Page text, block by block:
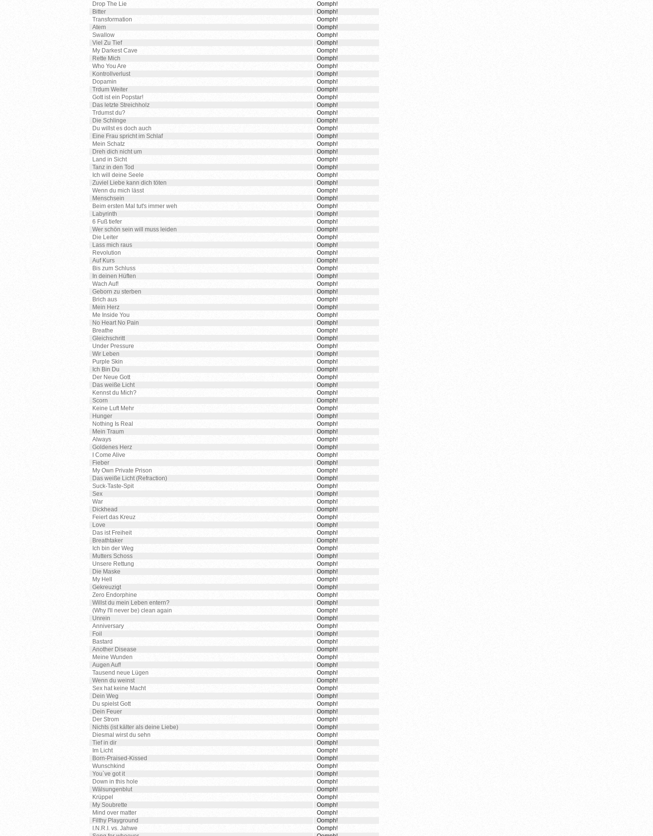
Drop The Lie
Oomph!
Bitter
Oomph!
Transformation
Oomph!
Atem
Oomph!
Swallow
Oomph!
Viel Zu Tief
Oomph!
My Darkest Cave
Oomph!
Rette Mich
Oomph!
Who You Are
Oomph!
Kontrollverlust
Oomph!
Dopamin
Oomph!
Trdum Weiter
Oomph!
Gott ist ein Popstar!
Oomph!
Das letzte Streichholz
Oomph!
Trdumst du?
Oomph!
Die Schlinge
Oomph!
Du willst es doch auch
Oomph!
Eine Frau spricht im Schlaf
Oomph!
Mein Schatz
Oomph!
Dreh dich nicht um
Oomph!
Land in Sicht
Oomph!
Tanz in den Tod
Oomph!
Ich will deine Seele
Oomph!
Zuviel Liebe kann dich töten
Oomph!
Wenn du mich lässt
Oomph!
Menschsein
Oomph!
Beim ersten Mal tut's immer weh
Oomph!
Labyrinth
Oomph!
6 Fuß tiefer
Oomph!
Wer schön sein will muss leiden
Oomph!
Die Leiter
Oomph!
Lass mich raus
Oomph!
Revolution
Oomph!
Auf Kurs
Oomph!
Bis zum Schluss
Oomph!
In deinen Hüften
Oomph!
Wach Auf!
Oomph!
Geborn zu sterben
Oomph!
Brich aus
Oomph!
Mein Herz
Oomph!
Me Inside You
Oomph!
No Heart No Pain
Oomph!
Breathe
Oomph!
Gleichschritt
Oomph!
Under Pressure
Oomph!
Wir Leben
Oomph!
Purple Skin
Oomph!
Ich Bin Du
Oomph!
Der Neue Gott
Oomph!
Das weiße Licht
Oomph!
Kennst du Mich?
Oomph!
Scorn
Oomph!
Keine Luft Mehr
Oomph!
Hunger
Oomph!
Nothing Is Real
Oomph!
Mein Traum
Oomph!
Always
Oomph!
Goldenes Herz
Oomph!
I Come Alive
Oomph!
Fieber
Oomph!
My Own Private Prison
Oomph!
Das weiße Licht (Refraction)
Oomph!
Suck-Taste-Spit
Oomph!
Sex
Oomph!
War
Oomph!
Dickhead
Oomph!
Feiert das Kreuz
Oomph!
Love
Oomph!
Das ist Freiheit
Oomph!
Breathtaker
Oomph!
Ich bin der Weg
Oomph!
Mutters Schoss
Oomph!
Unsere Rettung
Oomph!
Die Maske
Oomph!
My Hell
Oomph!
Gekreuzigt
Oomph!
Zero Endorphine
Oomph!
Willst du mein Leben entern?
Oomph!
(Why I'll never be) clean again
Oomph!
Unrein
Oomph!
Anniversary
Oomph!
Foil
Oomph!
Bastard
Oomph!
Another Disease
Oomph!
Meine Wunden
Oomph!
Augen Auf!
Oomph!
Tausend neue Lügen
Oomph!
Wenn du weinst
Oomph!
Sex hat keine Macht
Oomph!
Dein Weg
Oomph!
Du spielst Gott
Oomph!
Dein Feuer
Oomph!
Der Strom
Oomph!
Nichts (ist kälter als deine Liebe)
Oomph!
Diesmal wirst du sehn
Oomph!
Tief in dir
Oomph!
Im Licht
Oomph!
Born-Praised-Kissed
Oomph!
Wunschkind
Oomph!
You`ve got it
Oomph!
Down in this hole
Oomph!
Wälsungenblut
Oomph!
Krüppel
Oomph!
My Soubrette
Oomph!
Mind over matter
Oomph!
Filthy Playground
Oomph!
I.N.R.I. vs. Jahwe
Oomph!